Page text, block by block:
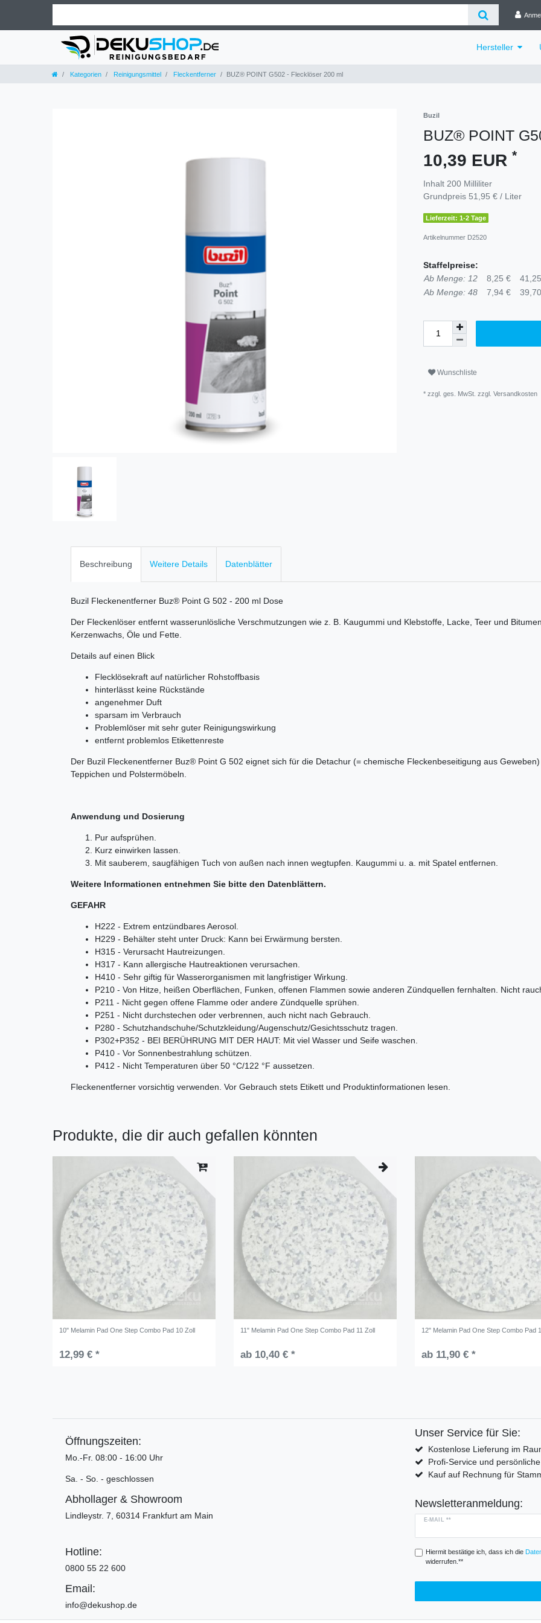
Hersteller
Kategorien Reinigungsmittel Fleckentferner BUZ® POINT G502 - Flecklöser 200 ml
Buzil
BUZ® POINT
10,39 EUR *
Inhalt 200 Milliliter
Grundpreis 51,95 € / Liter
Lieferzeit: 1-2 Tage
Artikelnummer D2520
Staffelpreise:
Ab Menge: 12
8,25 €
Ab Menge: 48
7,94 €
Wunschliste
* zzgl. ges. MwSt. zzgl. Versandkosten
Beschreibung Weitere Details Datenblätter
Buzil Fleckenentferner Buz® Point G 502 - 200 ml Dose
Der Fleckenlöser entfernt wasserunlösliche Verschmutzungen wie z. B. Kaugummi und Klebstoffe, Lacke, Teer und
Kerzenwachs, Öle und Fette.
Details auf einen Blick
Flecklösekraft auf natürlicher Rohstoffbasis
hinterlässt keine Rückstände
angenehmer Duft
sparsam im Verbrauch
Problemlöser mit sehr guter Reinigungswirkung
entfernt problemlos Etikettenreste
Der Buzil Fleckenentferner Buz® Point G 502 eignet sich für die Detachur (= chemische Fleckenbeseitigung aus
Teppichen und Polstermöbeln.
Anwendung und Dosierung
Pur aufsprühen.
Kurz einwirken lassen.
Mit sauberem, saugfähigen Tuch von außen nach innen wegtupfen. Kaugummi u. a. mit Spatel entfernen.
Weitere Informationen entnehmen Sie bitte den Datenblättern.
GEFAHR
H222 - Extrem entzündbares Aerosol.
H229 - Behälter steht unter Druck: Kann bei Erwärmung bersten.
H315 - Verursacht Hautreizungen.
H317 - Kann allergische Hautreaktionen verursachen.
H410 - Sehr giftig für Wasserorganismen mit langfristiger Wirkung.
P210 - Von Hitze, heißen Oberflächen, Funken, offenen Flammen sowie anderen Zündquellen fernhalten. Nicht
P211 - Nicht gegen offene Flamme oder andere Zündquelle sprühen.
P251 - Nicht durchstechen oder verbrennen, auch nicht nach Gebrauch.
P280 - Schutzhandschuhe/Schutzkleidung/Augenschutz/Gesichtsschutz tragen.
P302+P352 - BEI BERÜHRUNG MIT DER HAUT: Mit viel Wasser und Seife waschen.
P410 - Vor Sonnenbestrahlung schützen.
P412 - Nicht Temperaturen über 50 °C/122 °F aussetzen.
Fleckenentferner vorsichtig verwenden. Vor Gebrauch stets Etikett und Produktinformationen lesen.
Produkte, die dir auch gefallen könnten
10" Melamin Pad One Step Combo Pad 10 Zoll
12,99 € *
11" Melamin Pad One Step Combo Pad 11 Zoll
ab 10,40 € *
12" Melamin Pad One Step Combo Pad
ab 11,90 € *
Öffnungszeiten:
Mo.-Fr. 08:00 - 16:00 Uhr
Sa. - So. - geschlossen
Abhollager & Showroom
Lindleystr. 7, 60314 Frankfurt am Main
Hotline:
0800 55 22 600
Email:
info@dekushop.de
Unser Service für Sie:
Kostenlose Lieferung im
Profi-Service und
Kauf auf Rechnung für
Newsletteranmeldung:
E-MAIL **
Hiermit bestätige ich, dass ich die
widerrufen.**